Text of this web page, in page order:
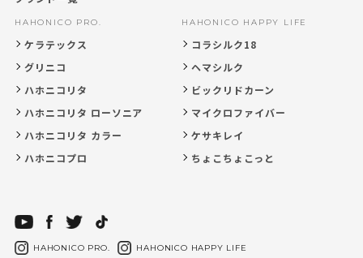
HAHONICO PRO.
ケラテックス
グリニコ
ハホニコリタ
ハホニコリタ ローソニア
ハホニコリタ カラー
ハホニコプロ
HAHONICO HAPPY LIFE
コラシルク18
ヘマシルク
ビックリドカーン
マイクロファイバー
ケサキレイ
ちょこちょこっと
HAHONICO PRO. HAHONICO HAPPY LIFE